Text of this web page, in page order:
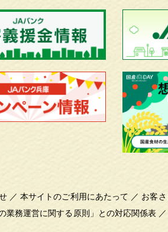
／本サイトのご利用にあたって ／ お客
業務運営に関する原則」との対応関係表 ／